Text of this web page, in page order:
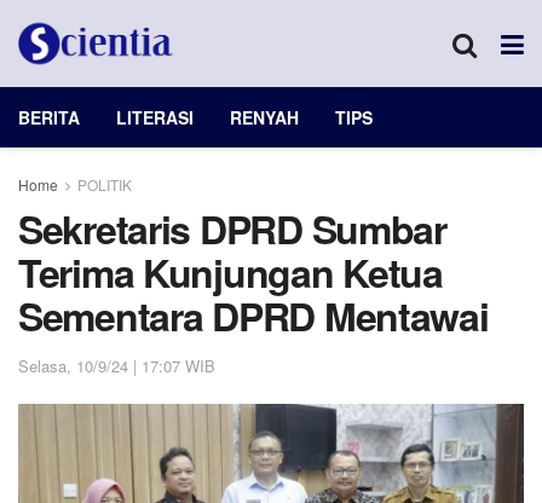
BERITA LITERASI RENYAH TIPS
Home POLITIK
Sekretaris DPRD Sumbar
Terima Kunjungan Ketua
Sementara DPRD Mentawai
Selasa, 10/9/24 | 17:07 WIB